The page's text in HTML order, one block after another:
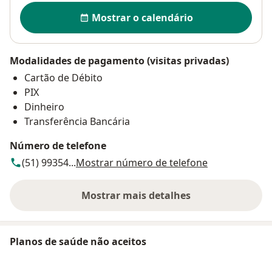
Disponibilidade
Mostrar o calendário
Modalidades de pagamento (visitas privadas)
Cartão de Débito
PIX
Dinheiro
Transferência Bancária
Número de telefone
(51) 99354...Mostrar número de telefone
Mostrar mais detalhes
sobre o endereço
Planos de saúde não aceitos